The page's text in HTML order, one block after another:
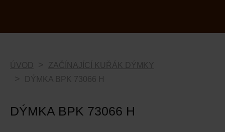
ÚVOD
ZAČÍNAJÍCÍ KUŘÁK DÝMKY
DÝMKA BPK 73066 H
DÝMKA BPK 73066 H